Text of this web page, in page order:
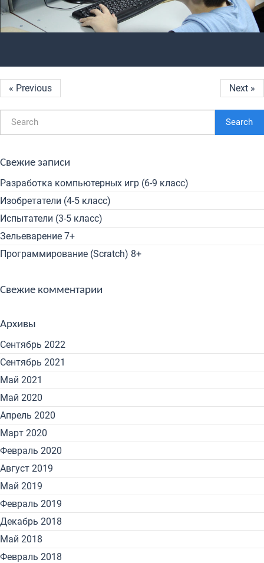
« Previous Next »
Search
Свежие записи
Разработка компьютерных игр (6-9 класс)
Изобретатели (4-5 класс)
Испытатели (3-5 класс)
Зельеварение 7+
Программирование (Scratch) 8+
Свежие комментарии
Архивы
Сентябрь 2022
Сентябрь 2021
Май 2021
Май 2020
Апрель 2020
Март 2020
Февраль 2020
Август 2019
Май 2019
Февраль 2019
Декабрь 2018
Май 2018
Февраль 2018